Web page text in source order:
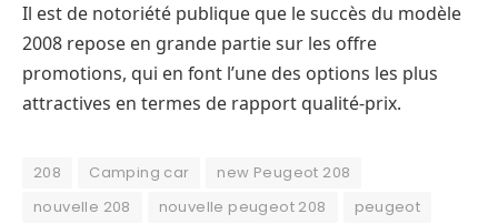
Il est de notoriété publique que le succès du modèle
2008 repose en grande partie sur les offre
promotions, qui en font l’une des options les plus
attractives en termes de rapport qualité-prix.
208 Camping car
new Peugeot 208
nouvelle 208
nouvelle peugeot 208
peugeot